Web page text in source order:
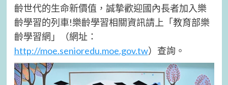
齡世代的生命新價值，誠摯歡迎國內長者加入樂
齡學習的列車!樂齡學習相關資訊請上「教育部樂
齡學習網」（網址：
http://moe.senioredu.moe.gov.tw）查詢。